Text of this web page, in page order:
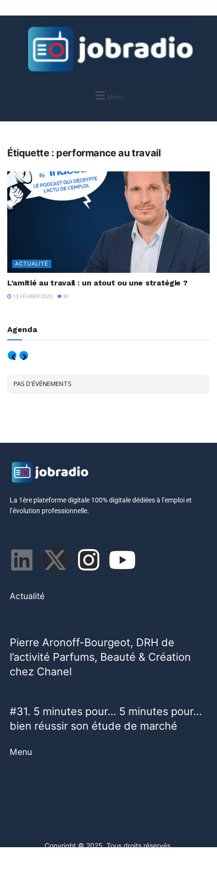
Menu
Étiquette : performance au travail
ACTUALITÉ
L’amitié au travail : un atout ou une stratégie ?
13 FÉVRIER 2025 91
Agenda
PAS D'ÉVÉNEMENTS
La 1ère plateforme digitale 100% digitale dédiées à l’emploi et
l’évolution professionnelle.
Actualité
Pierre Aronoff-Bourgeot, DRH de
l’activité Parfums, Beauté & Création
chez Chanel
#31. 5 minutes pour… 5 minutes pour…
bien réussir son étude de marché
Menu
Copyright © 2025. Tous droits réservés.